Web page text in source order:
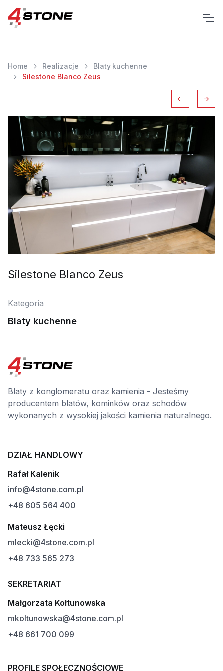
Home Realizacje
Blaty kuchenne
Silestone Blanco Zeus
Silestone Blanco Zeus
Kategoria
Blaty kuchenne
Blaty z konglomeratu oraz kamienia - Jesteśmy
producentem blatów, kominków oraz schodów
wykonanych z wysokiej jakości kamienia naturalnego.
DZIAŁ HANDLOWY
Rafał Kalenik
info@4stone.com.pl
+48 605 564 400
Mateusz Łęcki
mlecki@4stone.com.pl
+48 733 565 273
SEKRETARIAT
Małgorzata Kołtunowska
mkoltunowska@4stone.com.pl
+48 661 700 099
PROFILE SPOŁECZNOŚCIOWE